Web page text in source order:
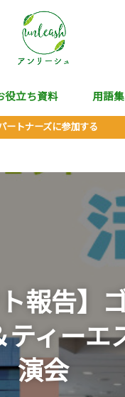
役立ち資料 用語集
ートナーズに参加する
報告】
ィーエ
演会